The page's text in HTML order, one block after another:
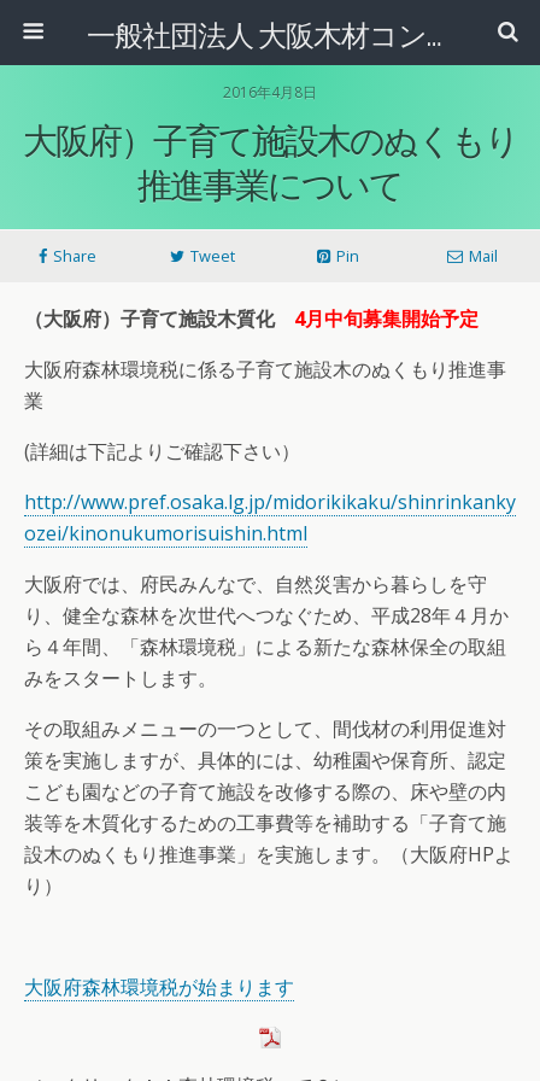
一般社団法人 大阪木材コンビナート協会
2016年4月8日
大阪府）子育て施設木のぬくもり
推進事業について
Share Tweet Pin Mail
（大阪府）子育て施設木質化 4月中旬募集開始予定
大阪府森林環境税に係る子育て施設木のぬくもり推進事
業
(詳細は下記よりご確認下さい）
http://www.pref.osaka.lg.jp/midorikikaku/shinrinkanky
ozei/kinonukumorisuishin.html
大阪府では、府民みんなで、自然災害から暮らしを守
り、健全な森林を次世代へつなぐため、平成28年４月か
ら４年間、「森林環境税」による新たな森林保全の取組
みをスタートします。
その取組みメニューの一つとして、間伐材の利用促進対
策を実施しますが、具体的には、幼稚園や保育所、認定
こども園などの子育て施設を改修する際の、床や壁の内
装等を木質化するための工事費等を補助する「子育て施
設木のぬくもり推進事業」を実施します。（大阪府HPよ
り）
大阪府森林環境税が始まります